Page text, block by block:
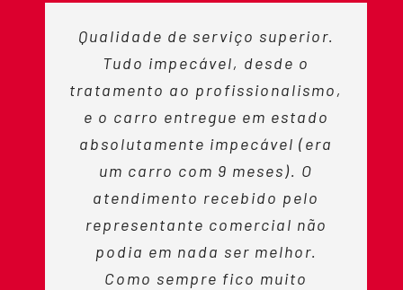
Qualidade de serviço superior.
Tudo impecável, desde o
tratamento ao profissionalismo,
e o carro entregue em estado
absolutamente impecável (era
um carro com 9 meses). O
atendimento recebido pelo
representante comercial não
podia em nada ser melhor.
Como sempre fico muito